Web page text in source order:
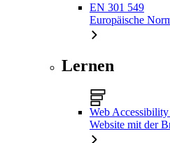
EN 301 549
Europäische
Lernen
Web
Website mit der